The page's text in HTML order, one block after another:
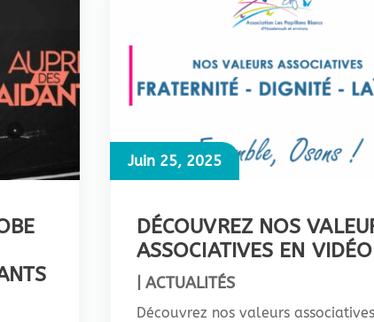
Juin 25, 2025
DÉCOUVREZ NOS
ASSOCIATIVES EN
ACTUALITÉS
Découvrez nos valeurs